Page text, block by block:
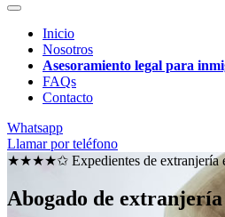
Inicio
Nosotros
Asesoramiento legal para
FAQs
Contacto
Whatsapp
Llamar por teléfono
★★★★✩ Expedientes de extranjería
Abogado de